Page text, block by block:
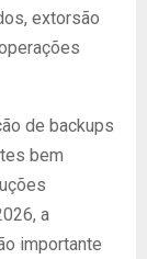
extorsão
de backups
bem
a
importante